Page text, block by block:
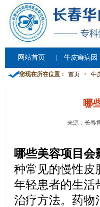
网站首页 牛皮癣病因
您现在所在位置： 首页 > 牛
哪
来源：长春
哪些美容项目
种常见的慢性皮
年轻患者的生活
治疗方法。药物